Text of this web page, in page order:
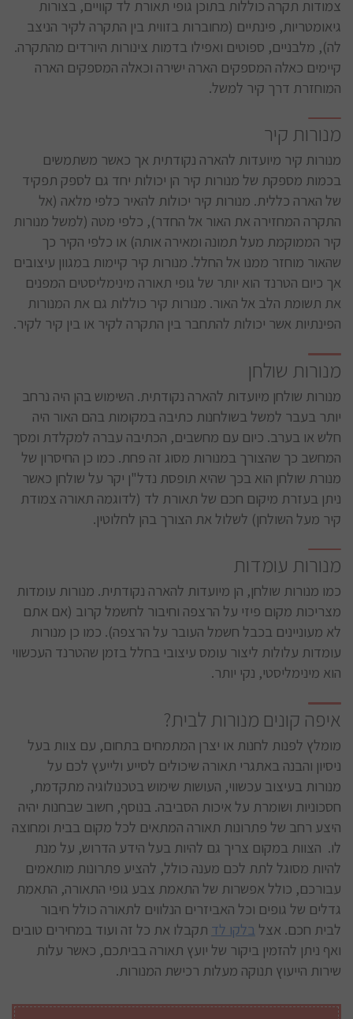
צמודות תקרה כוללות בתוכן גופי תאורת לד קוויים, בצורות
גיאומטריות, פינתיים (מחוברות בזווית בין התקרה לקיר הניצב
לה), מלבניים, ספוטים ואפילו בדמות צינורות היורדים מהתקרה.
קיימים כאלה המספקים הארה ישירה וכאלה המספקים הארה
המוחזרת דרך קיר למשל.
מנורות קיר
מנורות קיר מיועדות להארה נקודתית אך כאשר משתמשים
בכמות מספקת של מנורות קיר הן יכולות יחד גם לספק תפקיד
של הארה כללית. מנורות קיר יכולות להאיר כלפי מלאה (אל
התקרה המחזירה את האור אל החדר), כלפי מטה (למשל מנורות
קיר הממוקמת מעל תמונה ומאירה אותה) או כלפי הקיר כך
שהאור מוחזר ממנו אל החלל. מנורות קיר קיימות במגוון עיצובים
אך כיום הטרנד הוא יותר של גופי תאורה מינימליסטים המפנים
את תשומת הלב אל האור. מנורות קיר כוללות גם את המנורות
הפינתיות אשר יכולות להתחבר בין התקרה לקיר או בין קיר לקיר.
מנורות שולחן
מנורות שולחן מיועדות להארה נקודתית. השימוש בהן היה נרחב
יותר בעבר למשל בשולחנות כתיבה במקומות בהם האור היה
חלש או בערב. כיום עם מחשבים, הכתיבה עברה למקלדת ומסך
המחשב כך שהצורך במנורות מסוג זה פחת. כמו כן החיסרון של
מנורת שולחן הוא בכך שהיא תופסת נדל"ן יקר על שולחן כאשר
ניתן בעזרת מיקום חכם של תאורת לד (לדוגמה תאורה צמודת
קיר מעל השולחן) לשלול את הצורך בהן לחלוטין.
מנורות עומדות
כמו מנורות שולחן, הן מיועדות להארה נקודתית. מנורות עומדות
מצריכות מקום פיזי על הרצפה וחיבור לחשמל קרוב (אם אתם
לא מעוניינים בכבל חשמל העובר על הרצפה). כמו כן מנורות
עומדות עלולות ליצור עומס עיצובי בחלל בזמן שהטרנד העכשווי
הוא מינימליסטי, נקי יותר.
איפה קונים מנורות לבית?
מומלץ לפנות לחנות או יצרן המתמחים בתחום, עם צוות בעל
ניסיון והבנה באתגרי תאורה שיכולים לסייע ולייעץ לכם על
מנורות בעיצוב עכשווי, העושות שימוש בטכנולוגיה מתקדמת,
חסכוניות ושומרת על איכות הסביבה. בנוסף, חשוב שבחנות יהיה
היצע רחב של פתרונות תאורה המתאים לכל מקום בבית ומחוצה
לו. הצוות במקום צריך גם להיות בעל הידע הדרוש, על מנת
להיות מסוגל לתת לכם מענה כולל, להציע פתרונות מותאמים
עבורכם, כולל אפשרות של התאמת צבע גופי התאורה, התאמת
גדלים של גופים וכל האביזרים הנלווים לתאורה כולל חיבור
לבית חכם. אצל בלקו לד תקבלו את כל זה ועוד במחירים טובים
ואף ניתן להזמין ביקור של יועץ תאורה בביתכם, כאשר עלות
שירות הייעוץ תנוקה מעלות רכישת המנורות.